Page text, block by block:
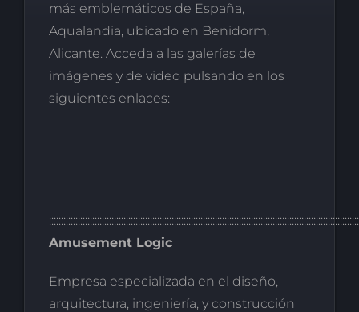
más emblemáticos de España,
Aqualandia, ubicado en Benidorm,
Alicante. Acceda a las galerías de
imágenes y de video pulsando en los
siguientes enlaces:
:::::::::::::::::::::::::::::::::::::::::::::::::::::::::::::::::::::::::::::::::::::::::::::::::::::::::::::::::::::::::::::::::
Amusement Logic
Empresa especializada en el diseño,
arquitectura, ingeniería, y construcción